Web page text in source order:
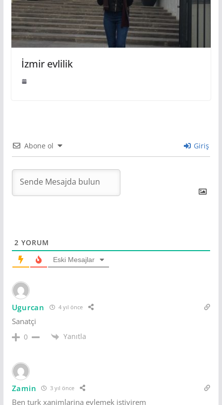
İzmir evlilik
Abone ol Giriş
2 YORUM
Eski Mesajlar
Ugurcan 4 yıl önce
Sanatçi
0 Yanıtla
Zamin 3 yıl önce
Ben turk xanimlarina evlemek istiyirem